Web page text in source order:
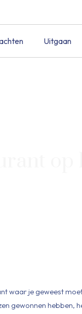
Uitgaan
waar je geweest
gewonnen hebben,